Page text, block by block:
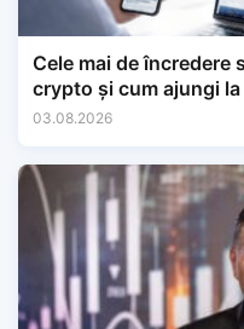
Cele mai de încredere
crypto și cum ajungi
03.08.2026